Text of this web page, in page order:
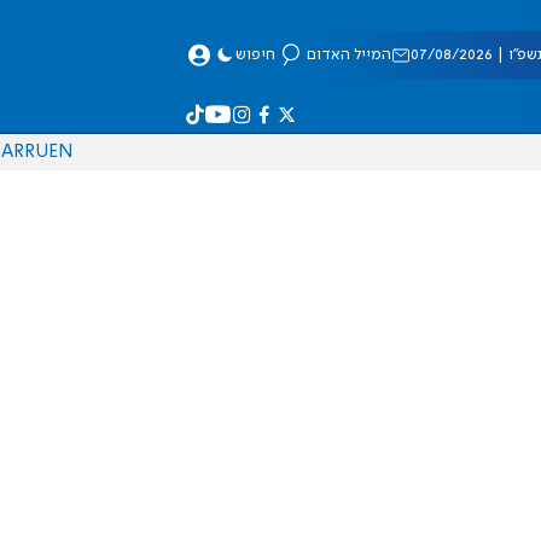
08/2026 המייל האדום חיפוש
EN
RU
AR